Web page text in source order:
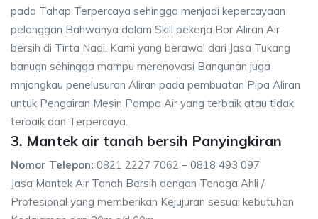
pada Tahap Terpercaya sehingga menjadi kepercayaan
pelanggan Bahwanya dalam Skill pekerja Bor Aliran Air
bersih di Tirta Nadi. Kami yang berawal dari Jasa Tukang
banugn sehingga mampu merenovasi Bangunan juga
mnjangkau penelusuran Aliran pada pembuatan Pipa Aliran
untuk Pengairan Mesin Pompa Air yang terbaik atau tidak
terbaik dan Terpercaya.
3. Mantek air tanah bersih Panyingkiran
Nomor Telepon: 0821 2227 7062 – 0818 493 097
Jasa Mantek Air Tanah Bersih dengan Tenaga Ahli /
Profesional yang memberikan Kejujuran sesuai kebutuhan